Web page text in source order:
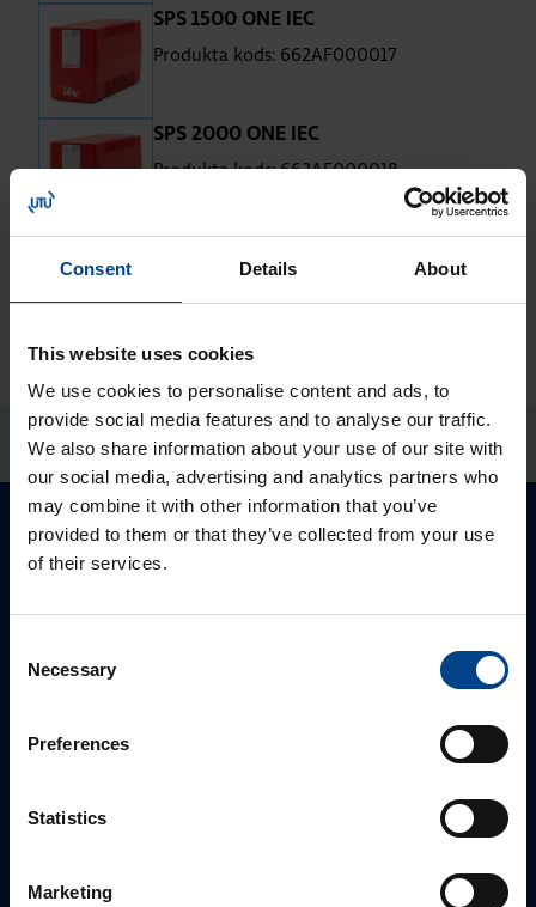
Consent Details About
This website uses cookies
We use cookies to personalise content and ads, to
provide social media features and to analyse our traffic.
We also share information about your use of our site with
our social media, advertising and analytics partners who
may combine it with other information that you’ve
provided to them or that they’ve collected from your use
of their services.
Selection
Necessary
Preferences
Statistics
Marketing
SPS 1500 ONE IEC
Produkta kods: 662AF000017
SPS 2000 ONE IEC
Produkta kods: 662AF000018
PĀRDOŠANAS SPECIĀLISTS
+371 23550665